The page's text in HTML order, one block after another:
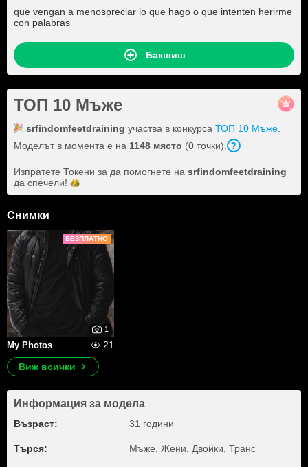
que vengan a menospreciar lo que hago o que intenten herirme
con palabras
Бакшиш
ТОП 10 Мъже
srfindomfeetdraining участва в конкурса ТОП 10 Мъже
Моделът в момента е на 1148 място (0 точки).
Изпратете Токени за да помогнете на srfindomfeetdraining
да спечели!
Снимки
БЕЗПЛАТНО
1
My Photos
21
Виж всички
Информация за модела
Възраст: 31 години
Търся: Мъже, Жени, Двойки, Транс